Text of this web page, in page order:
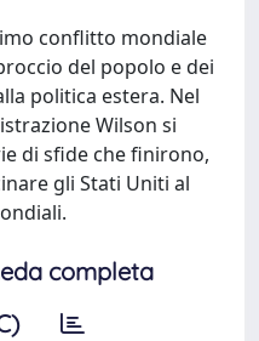
conflitto mondiale
del popolo e dei
politica estera. Nel
Wilson si
di sfide che finirono,
gli Stati Uniti al
completa